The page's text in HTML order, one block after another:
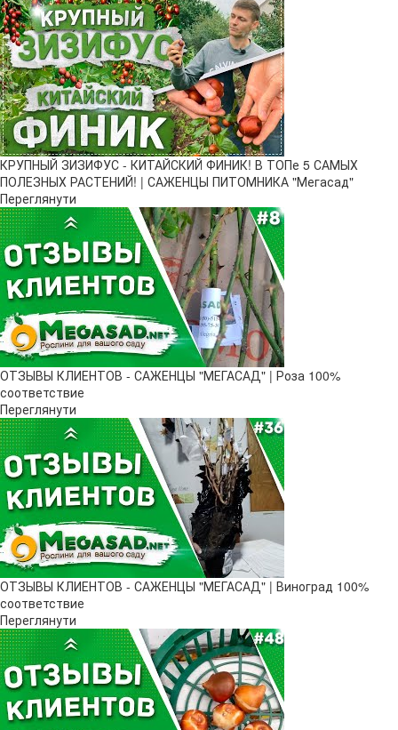
КРУПНЫЙ ЗИЗИФУС - КИТАЙСКИЙ ФИНИК! В ТОПе 5 САМЫХ
ПОЛЕЗНЫХ РАСТЕНИЙ! | САЖЕНЦЫ ПИТОМНИКА "Мегасад"
Переглянути
ОТЗЫВЫ КЛИЕНТОВ - САЖЕНЦЫ "МЕГАСАД" | Роза 100%
соответствие
Переглянути
ОТЗЫВЫ КЛИЕНТОВ - САЖЕНЦЫ "МЕГАСАД" | Виноград 100%
соответствие
Переглянути